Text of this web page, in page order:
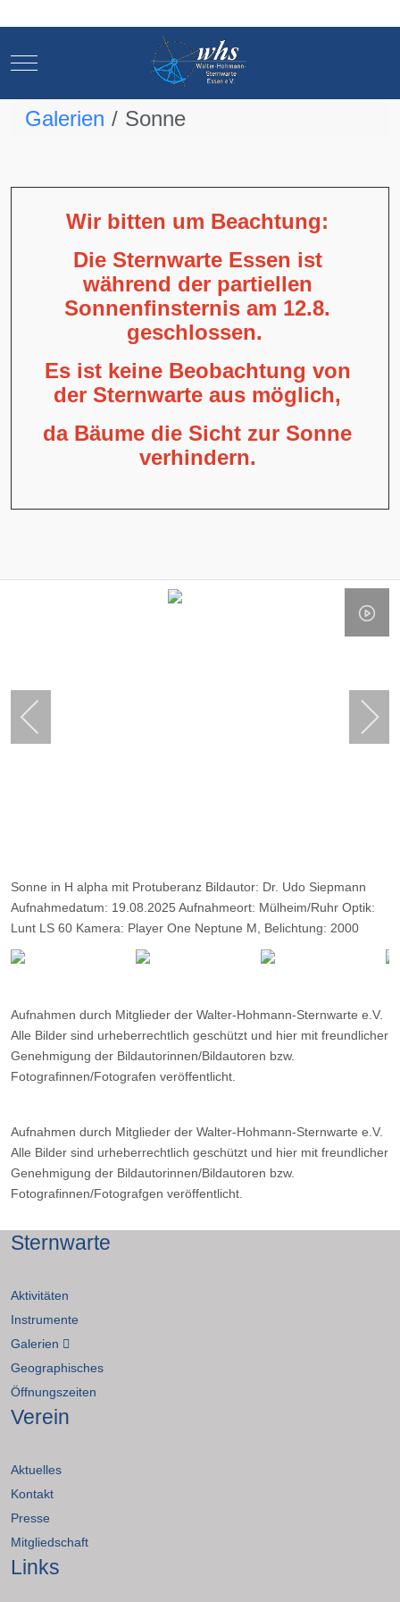
Mobile Menu Toggle
Galerien Sonne
Wir bitten um Beachtung:
Die Sternwarte Essen ist
während der partiellen
Sonnenfinsternis am 12.8.
geschlossen.
Es ist keine Beobachtung von
der Sternwarte aus möglich,
da Bäume die Sicht zur Sonne
verhindern.
Sonne in H alpha mit Protuberanz Bildautor: Dr. Udo Siepmann
Aufnahmedatum: 19.08.2025 Aufnahmeort: Mülheim/Ruhr Optik:
Lunt LS 60 Kamera: Player One Neptune M, Belichtung: 2000
Frames, davon 10%.
Aufnahmen durch Mitglieder der Walter-Hohmann-Sternwarte e.V.
Alle Bilder sind urheberrechtlich geschützt und hier mit freundlicher
Genehmigung der Bildautorinnen/Bildautoren bzw.
Fotografinnen/Fotografen veröffentlicht.
Aufnahmen durch Mitglieder der Walter-Hohmann-Sternwarte e.V.
Alle Bilder sind urheberrechtlich geschützt und hier mit freundlicher
Genehmigung der Bildautorinnen/Bildautoren bzw.
Fotografinnen/Fotografgen veröffentlicht.
Sternwarte
Aktivitäten
Instrumente
Galerien
Geographisches
Öffnungszeiten
Verein
Aktuelles
Kontakt
Presse
Mitgliedschaft
Links